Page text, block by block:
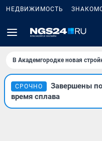
НЕДВИЖИМОСТЬ
В Академгородке новая
СРОЧНО
Завершены
время сплава